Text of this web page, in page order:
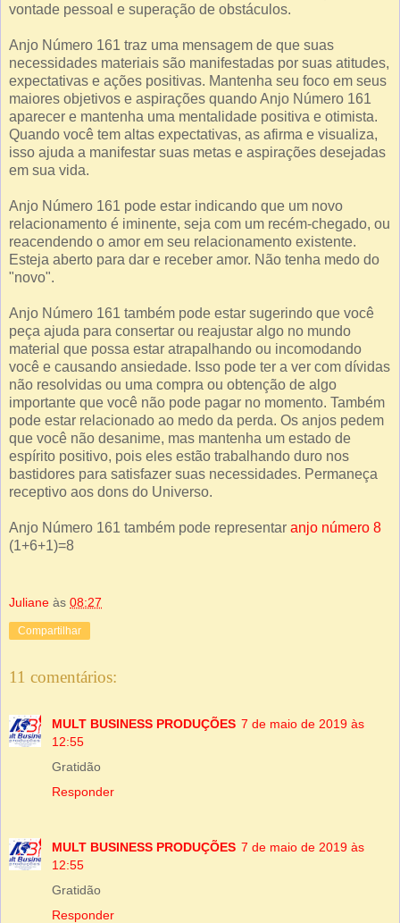
vontade pessoal e superação de obstáculos.
Anjo Número 161 traz uma mensagem de que suas
necessidades materiais são manifestadas por suas atitudes,
expectativas e ações positivas. Mantenha seu foco em seus
maiores objetivos e aspirações quando Anjo Número 161
aparecer e mantenha uma mentalidade positiva e otimista.
Quando você tem altas expectativas, as afirma e visualiza,
isso ajuda a manifestar suas metas e aspirações desejadas
em sua vida.
Anjo Número 161 pode estar indicando que um novo
relacionamento é iminente, seja com um recém-chegado, ou
reacendendo o amor em seu relacionamento existente.
Esteja aberto para dar e receber amor. Não tenha medo do
"novo".
Anjo Número 161 também pode estar sugerindo que você
peça ajuda para consertar ou reajustar algo no mundo
material que possa estar atrapalhando ou incomodando
você e causando ansiedade. Isso pode ter a ver com dívidas
não resolvidas ou uma compra ou obtenção de algo
importante que você não pode pagar no momento. Também
pode estar relacionado ao medo da perda. Os anjos pedem
que você não desanime, mas mantenha um estado de
espírito positivo, pois eles estão trabalhando duro nos
bastidores para satisfazer suas necessidades. Permaneça
receptivo aos dons do Universo.
Anjo Número 161 também pode representar anjo número 8
(1+6+1)=8
Juliane às 08:27
Compartilhar
11 comentários:
MULT BUSINESS PRODUÇÕES 7 de maio de 2019 às
12:55
Gratidão
Responder
MULT BUSINESS PRODUÇÕES 7 de maio de 2019 às
12:55
Gratidão
Responder